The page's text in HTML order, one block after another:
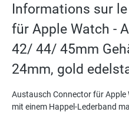
Informations sur
für Apple Watch -
42/ 44/ 45mm
24mm, gold
Austausch Connector für Apple
mit einem Happel-Lederband